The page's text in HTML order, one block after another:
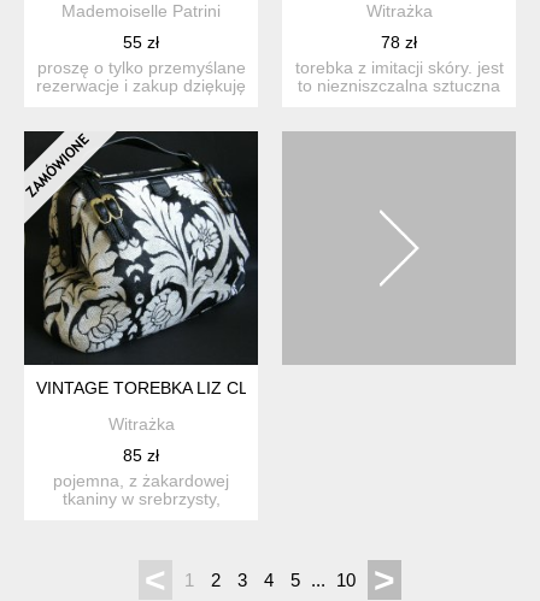
Mademoiselle Patrini
55 zł
proszę o tylko przemyślane
rezerwacje i zakup dziękuję
Witrażka
78 zł
torebka z imitacji skóry. jest
to niezniszczalna sztuczna
VINTAGE TOREBKA LIZ CLAIBORNE RETRO GOBELINOWA
Witrażka
85 zł
pojemna, z żakardowej
tkaniny w srebrzysty,
< 1 2 3 4 5 ... 10 >